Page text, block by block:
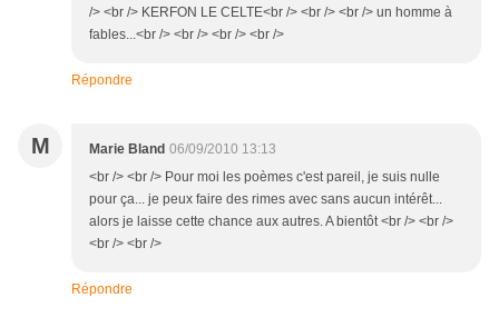
/> <br /> KERFON LE CELTE<br /> <br /> <br /> un homme à
fables...<br /> <br /> <br /> <br />
Répondre
M Marie Bland 06/09/2010 13:13
<br /> <br /> Pour moi les poèmes c'est pareil, je suis nulle
pour ça... je peux faire des rimes avec sans aucun intérêt...
alors je laisse cette chance aux autres. A bientôt <br /> <br />
<br /> <br />
Répondre